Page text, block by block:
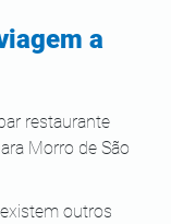
a
restaurante
Morro de São
outros